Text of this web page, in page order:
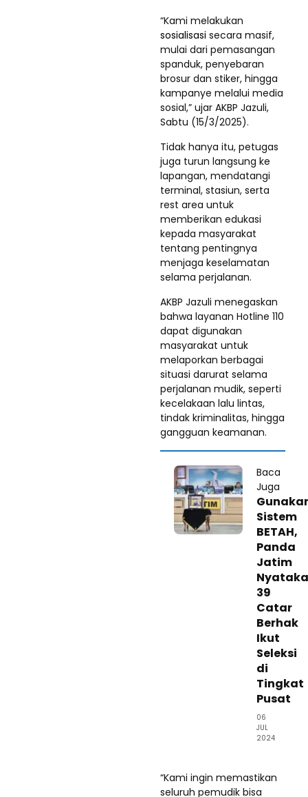
“Kami melakukan
sosialisasi secara masif,
mulai dari pemasangan
spanduk, penyebaran
brosur dan stiker, hingga
kampanye melalui media
sosial,” ujar AKBP Jazuli,
Sabtu (15/3/2025).
Tidak hanya itu, petugas
juga turun langsung ke
lapangan, mendatangi
terminal, stasiun, serta
rest area untuk
memberikan edukasi
kepada masyarakat
tentang pentingnya
menjaga keselamatan
selama perjalanan.
AKBP Jazuli menegaskan
bahwa layanan Hotline 110
dapat digunakan
masyarakat untuk
melaporkan berbagai
situasi darurat selama
perjalanan mudik, seperti
kecelakaan lalu lintas,
tindak kriminalitas, hingga
gangguan keamanan.
Baca
Juga
Sistem
BETAH,
Panda
Jatim
39
Catar
Berhak
Ikut
Seleksi
di
Tingkat
Pusat
06
JUL
2024
“Kami ingin memastikan
seluruh pemudik bisa